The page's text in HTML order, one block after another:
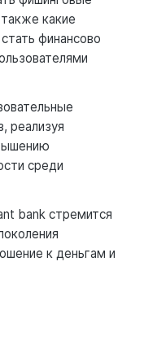
какие
финансово
реализуя
среди
bank стремится
к деньгам и